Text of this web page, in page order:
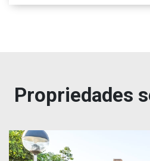
Propriedades